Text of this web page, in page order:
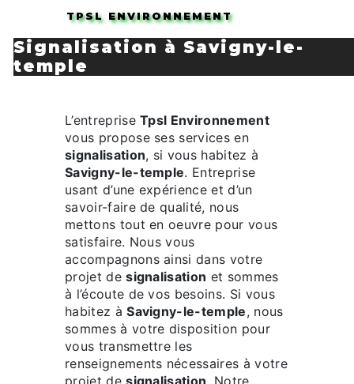
TPSL ENVIRONNEMENT
signalisation à Savigny-le-
temple
L’entrepriseTpsl Environnement
vous propose ses services en
signalisation, si vous habitez à
Savigny-le-temple. Entreprise
usant d’une expérience et d’un
savoir-faire de qualité, nous
mettons tout en oeuvre pour vous
satisfaire. Nous vous
accompagnons ainsi dans votre
projet designalisation et sommes
à l’écoute de vos besoins. Si vous
habitez àSavigny-le-temple, nous
sommes à votre disposition pour
vous transmettre les
renseignements nécessaires à votre